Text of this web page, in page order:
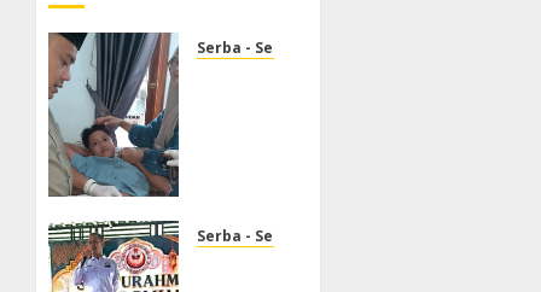
Serba - Serbi
Ismatullah,
Serba - Serbi